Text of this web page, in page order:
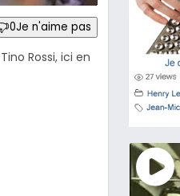
0Je n'aime pas
Rossi, ici en